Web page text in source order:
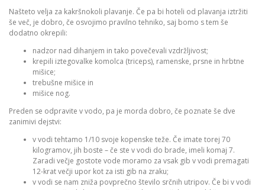
Našteto velja za kakršnokoli plavanje. Če pa bi hoteli od plavanja iztržiti
še več, je dobro, če osvojimo pravilno tehniko, saj bomo s tem še
dodatno okrepili:
nadzor nad dihanjem in tako povečevali vzdržljivost;
krepili iztegovalke komolca (triceps), ramenske, prsne in hrbtne
mišice;
trebušne mišice in
mišice nog.
Preden se odpravite v vodo, pa je morda dobro, če poznate še dve
zanimivi dejstvi:
v vodi tehtamo 1/10 svoje kopenske teže. Če imate torej 70
kilogramov, jih boste – če ste v vodi do brade, imeli komaj 7.
Zaradi večje gostote vode moramo za vsak gib v vodi premagati
12-krat večji upor kot za isti gib na zraku;
v vodi se nam zniža povprečno število srčnih utripov. Če bi v vodi